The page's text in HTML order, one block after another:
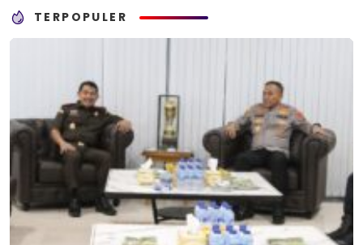
TERPOPULER